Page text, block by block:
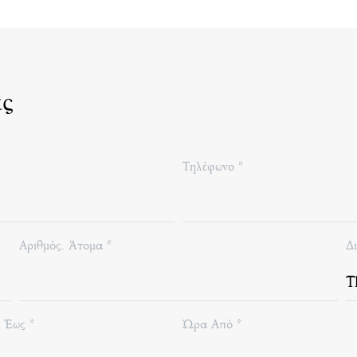
Τηλέφωνο *
Αριθμός. Άτομα *
Έως * Ώρα Από *